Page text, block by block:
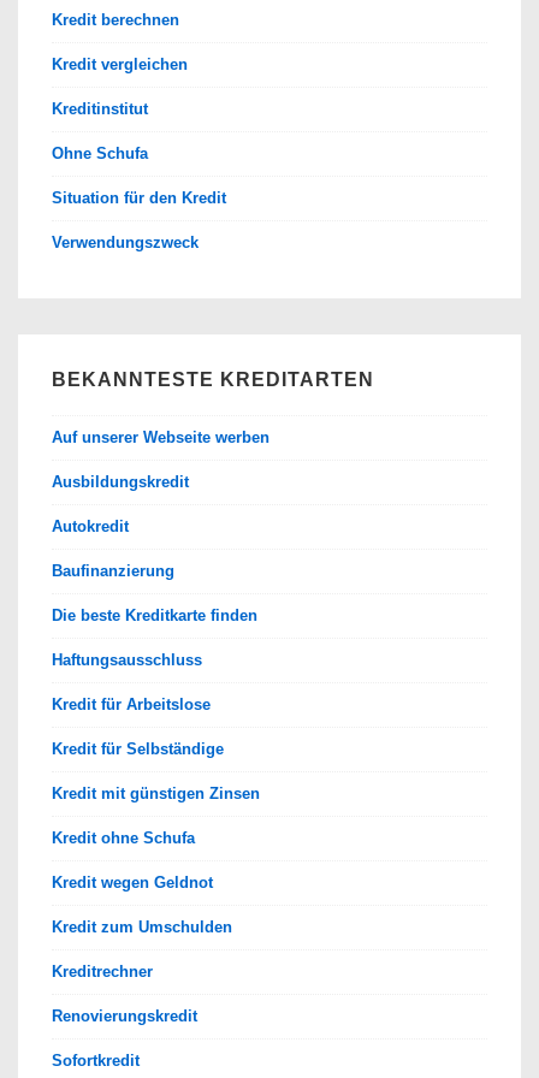
Kredit berechnen
Kredit vergleichen
Kreditinstitut
Ohne Schufa
Situation für den Kredit
Verwendungszweck
BEKANNTESTE KREDITARTEN
Auf unserer Webseite werben
Ausbildungskredit
Autokredit
Baufinanzierung
Die beste Kreditkarte finden
Haftungsausschluss
Kredit für Arbeitslose
Kredit für Selbständige
Kredit mit günstigen Zinsen
Kredit ohne Schufa
Kredit wegen Geldnot
Kredit zum Umschulden
Kreditrechner
Renovierungskredit
Sofortkredit